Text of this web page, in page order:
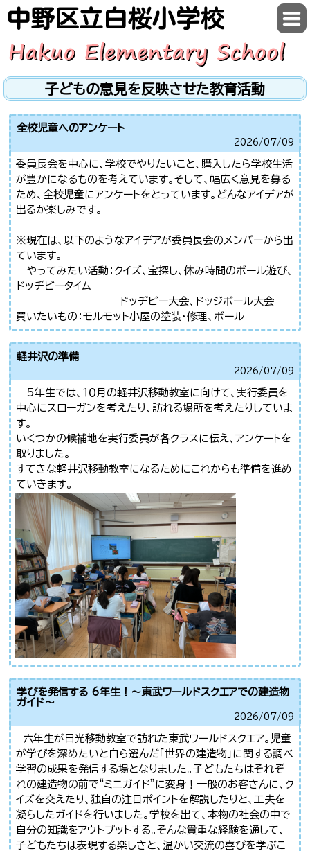
中野区立白桜小学校
子どもの意見を反映させた教育活動
全校児童へのアンケート
2026/07/09
委員長会を中心に、学校でやりたいこと、購入したら学校生活
が豊かになるものを考えています。そして、幅広く意見を募る
ため、全校児童にアンケートをとっています。どんなアイデアが
出るか楽しみです。
※現在は、以下のようなアイデアが委員長会のメンバーから出
ています。
やってみたい活動：クイズ、宝探し、休み時間のボール遊び、
ドッヂビータイム
ドッヂビー大会、ドッジボール大会
買いたいもの：モルモット小屋の塗装・修理、ボール
軽井沢の準備
2026/07/09
5年生では、１０月の軽井沢移動教室に向けて、実行委員を
中心にスローガンを考えたり、訪れる場所を考えたりしていま
す。
いくつかの候補地を実行委員が各クラスに伝え、アンケートを
取りました。
すてきな軽井沢移動教室になるためにこれからも準備を進め
ていきます。
学びを発信する 6年生！〜東武ワールドスクエアでの建造物
ガイド〜
2026/07/09
六年生が日光移動教室で訪れた東武ワールドスクエア。児童
が学びを深めたいと自ら選んだ「世界の建造物」に関する調べ
学習の成果を発信する場となりました。子どもたちはそれぞ
れの建造物の前で“ミニガイド”に変身！一般のお客さんに、ク
イズを交えたり、独自の注目ポイントを解説したりと、工夫を
凝らしたガイドを行いました。学校を出て、本物の社会の中で
自分の知識をアウトプットする。そんな貴重な経験を通して、
子どもたちは表現する楽しさと、温かい交流の喜びを学ぶこ